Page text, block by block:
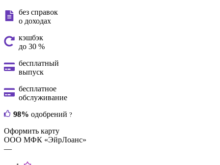
без справок
о доходах
кэшбэк
до 30 %
бесплатный
выпуск
бесплатное
обслуживание
98% одобрений ?
Оформить карту
ООО МФК «ЭйрЛоанс»
—